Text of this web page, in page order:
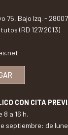
75, Bajo Izq. -
(RD 127/2013)
CON CITA
8 a 16 h.
septiembre: de